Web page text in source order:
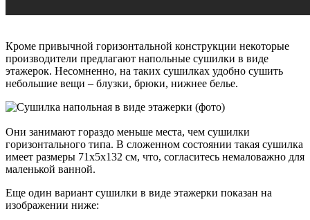
Кроме привычной горизонтальной конструкции некоторые
производители предлагают напольные сушилки в виде
этажерок. Несомненно, на таких сушилках удобно сушить
небольшие вещи – блузки, брюки, нижнее белье.
Они занимают гораздо меньше места, чем сушилки
горизонтального типа. В сложенном состоянии такая сушилка
имеет размеры 71х5х132 см, что, согласитесь немаловажно для
маленькой ванной.
Еще один вариант сушилки в виде этажерки показан на
изображении ниже: